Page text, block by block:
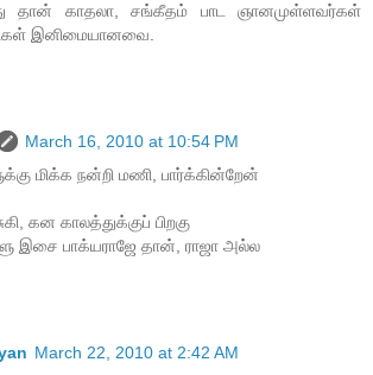
தான் காதலா, சங்கீதம் பாட ஞானமுள்ளவர்கள்
இனிமையானவை.
March 16, 2010 at 10:54 PM
மிக்க நன்றி மணி, பார்க்கின்றேன்
கன காலத்துக்குப் பிறகு
இசை பாக்யராஜே தான், ராஜா அல்ல‌
March 22, 2010 at 2:42 AM